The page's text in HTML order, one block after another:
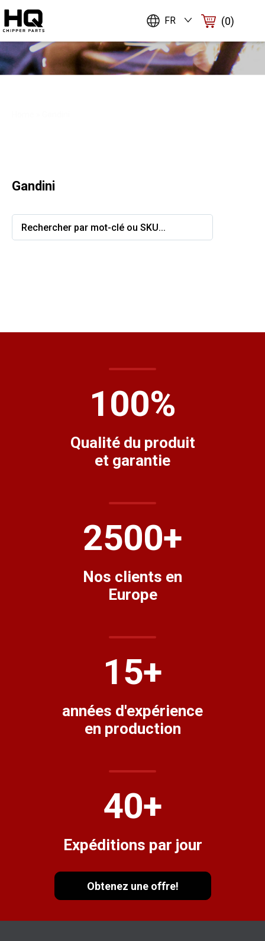
FR (0)
Gandini
100%
Qualité du produit
et garantie
2500+
Nos clients en
Europe
15+
années d'expérience
en production
40+
Expéditions par jour
Obtenez une offre!